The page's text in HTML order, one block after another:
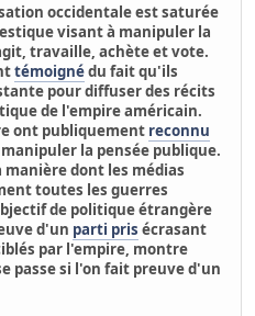
occidentale est saturée
visant à manipuler la
travaille, achète et vote.
témoignédu fait qu'ils
pour diffuser des récits
de l'empire américain.
ont publiquement reconnu
la pensée publique.
dont les médias
toutes les guerres
de politique étrangère
d'un parti pris écrasant
par l'empire, montre
passe si l'on fait preuve d'un